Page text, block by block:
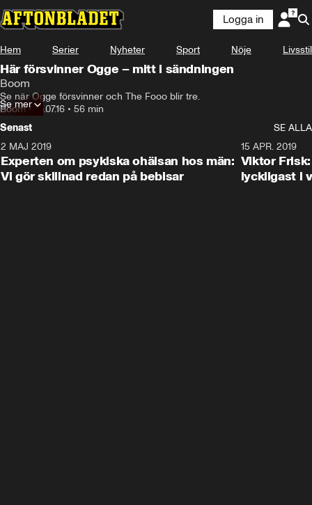
Logga in
Hem Serier Nyheter Sport Nöje Livsstil
Här försvinner Ogge – mitt i sändningen
Boom
Se när Ogge försvinner och The Fooo blir tre.
Boom• 18.07.16 • 56 min
Se mer
Senast
SE ALLA
2 MAJ 2019
Experten om psykiska ohälsan hos män:
Vi gör skillnad redan på bebisar
15 APR. 2019
Viktor
lyckligast i